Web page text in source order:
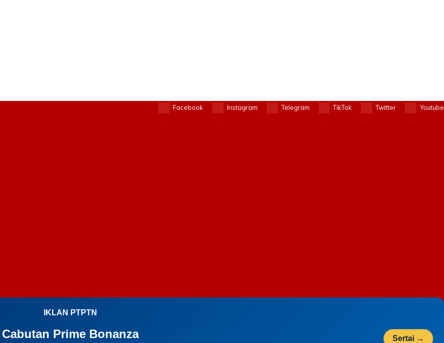
Facebook Instagram Telegram TikTok Twitter Youtube
IKLAN PTPTN
Cabutan Prime Bonanza Sertai →